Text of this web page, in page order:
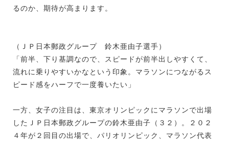
るのか、期待が高まります。
（ＪＰ日本郵政グループ 鈴木亜由子選手）
「前半、下り基調なので、スピードが前半出しやすくて、
流れに乗りやすいかなという印象。マラソンにつながるス
ピード感をハーフで一度養いたい」
一方、女子の注目は、東京オリンピックにマラソンで出場
したＪＰ日本郵政グループの鈴木亜由子（３２）。２０２
４年が２回目の出場で、パリオリンピック、マラソン代表